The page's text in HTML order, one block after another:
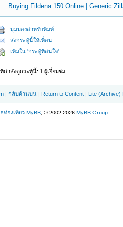
Buying Fildena 150 Online | Generic
มุมมองสำหรับพิมพ์
ส่งกระทู้นี้ให้เพื่อน
เพิ่มใน 'กระทู้ที่สนใจ'
กำลังดูกระทู้นี้: 1 ผู้เยี่ยมชม
|กลับด้านบน | Return to Content | Lite (Archive)
ท่องเที่ยว MyBB , © 2002-2026MyBB Group